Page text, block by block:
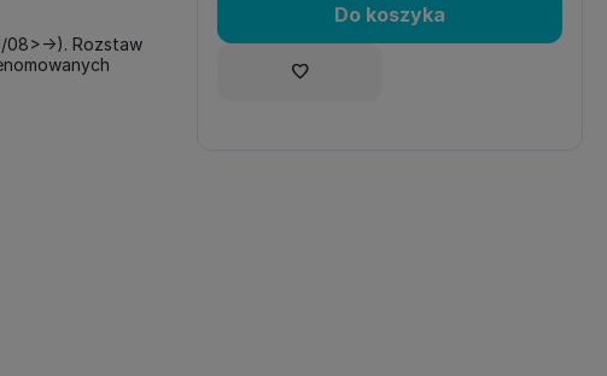
08>->). Rozstaw
Do koszyka